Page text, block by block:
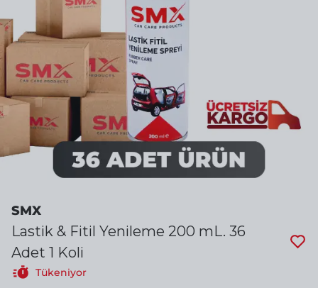
SMX
Lastik & Fitil Yenileme 200 mL. 36
Adet 1 Koli
Tükeniyor